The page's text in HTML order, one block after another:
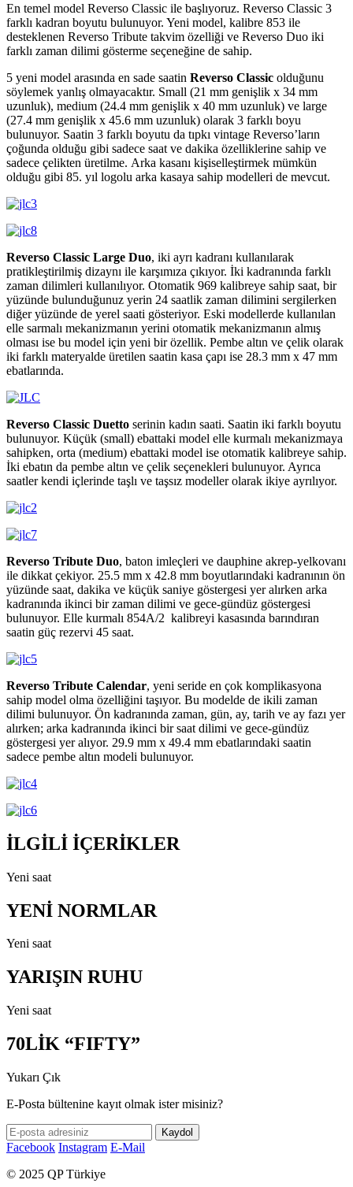
En temel model Reverso Classic ile başlıyoruz. Reverso Classic 3
farklı kadran boyutu bulunuyor. Yeni model, kalibre 853 ile
desteklenen Reverso Tribute takvim özelliği ve Reverso Duo iki
farklı zaman dilimi gösterme seçeneğine de sahip.
5 yeni model arasında en sade saatin Reverso Classic olduğunu
söylemek yanlış olmayacaktır. Small (21 mm genişlik x 34 mm
uzunluk), medium (24.4 mm genişlik x 40 mm uzunluk) ve large
(27.4 mm genişlik x 45.6 mm uzunluk) olarak 3 farklı boyu
bulunuyor. Saatin 3 farklı boyutu da tıpkı vintage Reverso’ların
çoğunda olduğu gibi sadece saat ve dakika özelliklerine sahip ve
sadece çelikten üretilme. Arka kasanı kişiselleştirmek mümkün
olduğu gibi 85. yıl logolu arka kasaya sahip modelleri de mevcut.
Reverso Classic Large Duo, iki ayrı kadranı kullanılarak
pratikleştirilmiş dizaynı ile karşımıza çıkıyor. İki kadranında farklı
zaman dilimleri kullanılıyor. Otomatik 969 kalibreye sahip saat, bir
yüzünde bulunduğunuz yerin 24 saatlik zaman dilimini sergilerken
diğer yüzünde de yerel saati gösteriyor. Eski modellerde kullanılan
elle sarmalı mekanizmanın yerini otomatik mekanizmanın almış
olması ise bu model için yeni bir özellik. Pembe altın ve çelik olarak
iki farklı materyalde üretilen saatin kasa çapı ise 28.3 mm x 47 mm
ebatlarında.
Reverso Classic Duetto serinin kadın saati. Saatin iki farklı boyutu
bulunuyor. Küçük (small) ebattaki model elle kurmalı mekanizmaya
sahipken, orta (medium) ebattaki model ise otomatik kalibreye sahip.
İki ebatın da pembe altın ve çelik seçenekleri bulunuyor. Ayrıca
saatler kendi içlerinde taşlı ve taşsız modeller olarak ikiye ayrılıyor.
Reverso Tribute Duo, baton imleçleri ve dauphine akrep-yelkovanı
ile dikkat çekiyor. 25.5 mm x 42.8 mm boyutlarındaki kadranının ön
yüzünde saat, dakika ve küçük saniye göstergesi yer alırken arka
kadranında ikinci bir zaman dilimi ve gece-gündüz göstergesi
bulunuyor. Elle kurmalı 854A/2 kalibreyi kasasında barındıran
saatin güç rezervi 45 saat.
Reverso Tribute Calendar, yeni seride en çok komplikasyona
sahip model olma özelliğini taşıyor. Bu modelde de ikili zaman
dilimi bulunuyor. Ön kadranında zaman, gün, ay, tarih ve ay fazı yer
alırken; arka kadranında ikinci bir saat dilimi ve gece-gündüz
göstergesi yer alıyor. 29.9 mm x 49.4 mm ebatlarındaki saatin
sadece pembe altın modeli bulunuyor.
İLGİLİ İÇERİKLER
Yeni saat
YENİ NORMLAR
Yeni saat
YARIŞIN RUHU
Yeni saat
70LİK “FIFTY”
Yukarı Çık
E-Posta bültenine kayıt olmak ister misiniz?
Facebook Instagram E-Mail
© 2025 QP Türkiye